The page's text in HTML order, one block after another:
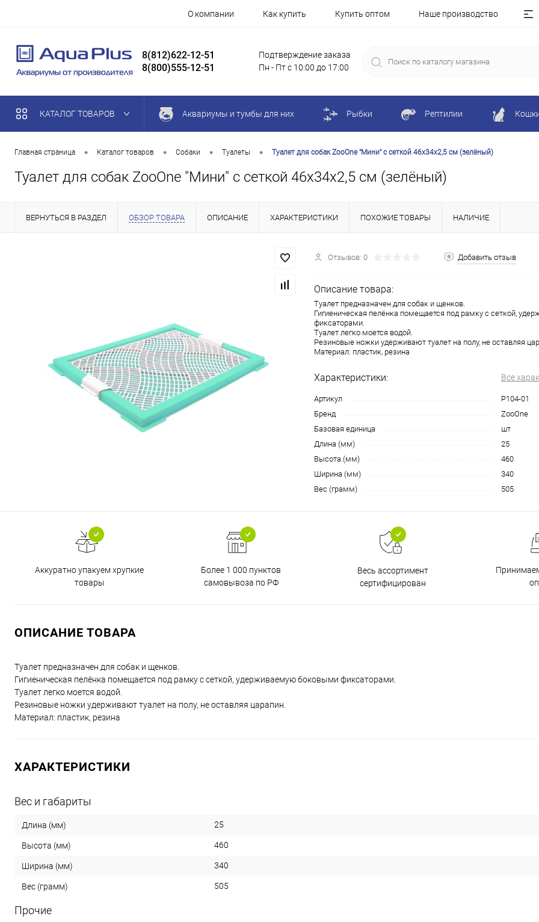
О компании Как купить Купить оптом Наше производство
8(812)622-12-51
8(800)555-12-51
Подтверждение заказа
Пн - Пт с 10:00 до 17:00
КАТАЛОГ ТОВАРОВ Аквариумы и тумбы для них Рыбки Рептилии
Главная страница • Каталог товаров • Собаки • Туалеты • Туалет для собак ZooOne "Мини" с сеткой 46х34х2,5 см (зелёный)
Туалет для собак ZooOne "Мини" с сеткой 46х34х2,5 см (зелёный)
ВЕРНУТЬСЯ В РАЗДЕЛ ОБЗОР ТОВАРА ОПИСАНИЕ ХАРАКТЕРИСТИКИ ПОХОЖИЕ ТОВАРЫ НАЛИЧИЕ
Отзывов: 0 Добавить отзыв
Описание товара:
Туалет предназначен для собак и щенков.
Гигиеническая пелёнка помещается под рамку с сеткой,
фиксаторами.
Туалет легко моется водой.
Резиновые ножки удерживают туалет на полу, не оставляя
Материал: пластик, резина
Характеристики: Все
Артикул
P104-01
Бренд
ZooOne
Базовая единица
шт
Длина (мм)
25
Высота (мм)
460
Ширина (мм)
340
Вес (грамм)
505
Аккуратно упакуем хрупкие
товары
Более 1 000 пунктов
самовывоза по РФ
Весь ассортимент
сертифицирован
ОПИСАНИЕ ТОВАРА
Туалет предназначен для собак и щенков.
Гигиеническая пелёнка помещается под рамку с сеткой, удерживаемую боковыми фиксаторами.
Туалет легко моется водой.
Резиновые ножки удерживают туалет на полу, не оставляя царапин.
Материал: пластик, резина
ХАРАКТЕРИСТИКИ
Вес и габариты
Длина (мм) 25
Высота (мм) 460
Ширина (мм) 340
Вес (грамм) 505
Прочие